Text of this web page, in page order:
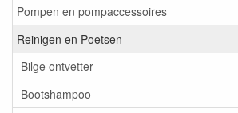
Pompen en pompaccessoires
Reinigen en Poetsen
Bilge ontvetter
Bootshampoo